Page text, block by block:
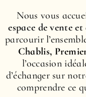
Nous vous
espace de vente
parcourir
Chablis,
l’occasion
d’échanger sur
comprendre ce